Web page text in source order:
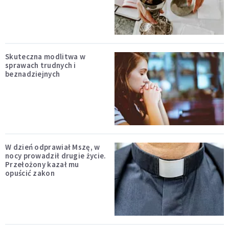
Skuteczna modlitwa w
sprawach trudnych i
beznadziejnych
W dzień odprawiał Mszę, w
nocy prowadził drugie życie.
Przełożony kazał mu
opuścić zakon